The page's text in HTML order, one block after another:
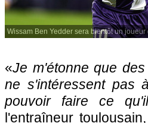
Wissam Ben Yedder sera bientôt un joueur
«Je m'étonne que
ne s'intéressent pas
pouvoir faire ce
l'entraîneur